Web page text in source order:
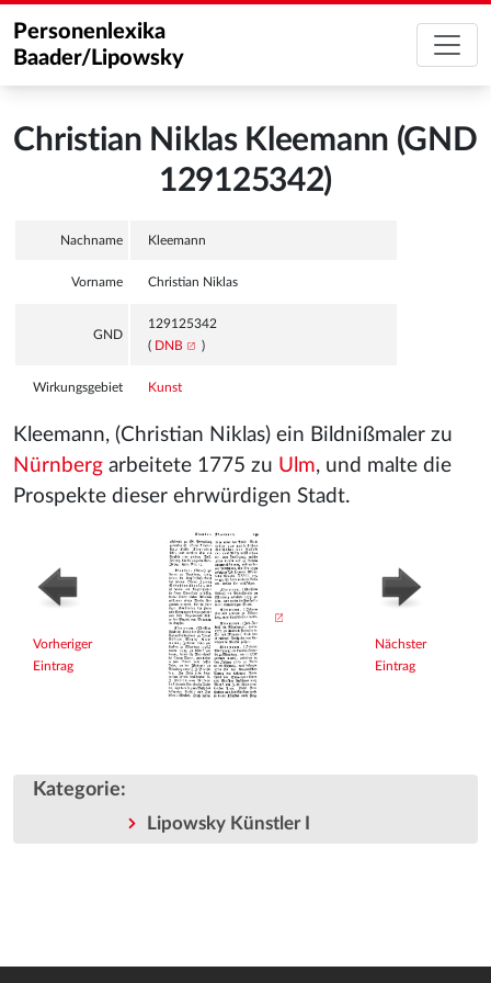
Personenlexika
Baader/Lipowsky
Christian Niklas Kleemann (GND
129125342)
Nachname Kleemann
Vorname Christian Niklas
GND
129125342
( DNB )
Wirkungsgebiet Kunst
Kleemann, (Christian Niklas) ein Bildnißmaler zu
Nürnberg arbeitete 1775 zu Ulm, und malte die
Prospekte dieser ehrwürdigen Stadt.
Vorheriger
Eintrag
Nächster
Eintrag
Kategorie:
Lipowsky Künstler I